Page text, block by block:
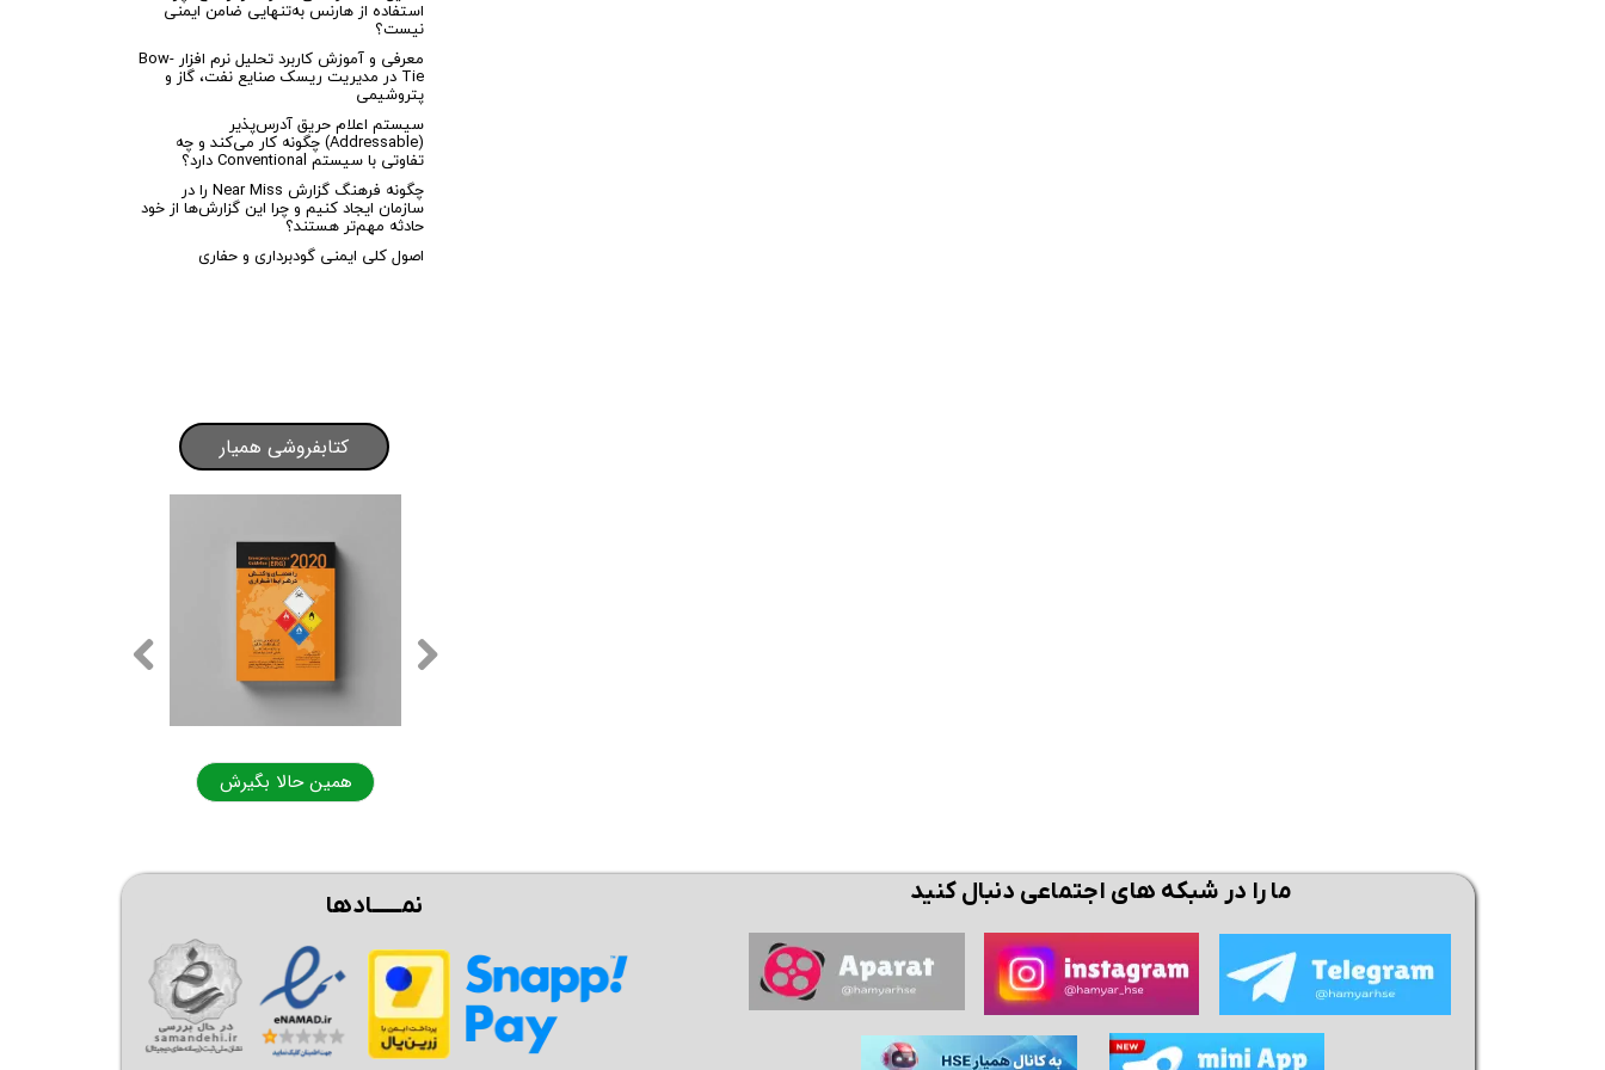
استفاده از هارنس به‌تنهایی ضامن ایمنی
نیست؟
معرفی و آموزش کاربرد تحلیل نرم افزار Bow-
Tie در مدیریت ریسک صنایع نفت، گاز و
پتروشیمی
سیستم اعلام حریق آدرس‌پذیر
(Addressable) چگونه کار می‌کند و چه
تفاوتی با سیستم Conventional دارد؟
چگونه فرهنگ گزارش Near Miss را در
سازمان ایجاد کنیم و چرا این گزارش‌ها از خود
حادثه مهم‌تر هستند؟
اصول کلی ایمنی گودبرداری و حفاری
کتابفروشی همیار
همین حالا بگیرش
ما را در شبکه های اجتماعی دنبال کنید نمــــــادها